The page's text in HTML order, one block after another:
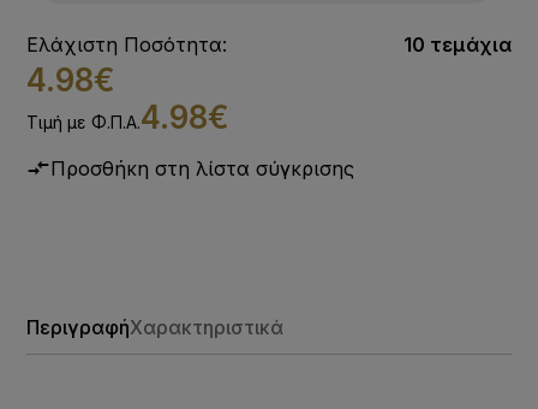
Ελάχιστη Ποσότητα: 10 τεμάχια
4.98€
Τιμή με Φ.Π.Α.4.98€
Προσθήκη στη λίστα σύγκρισης
ΠεριγραφήΧαρακτηριστικά